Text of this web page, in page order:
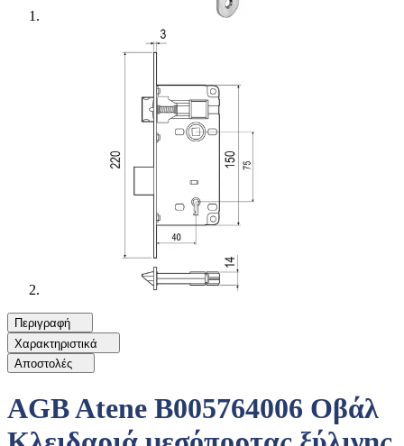
Περιγραφή
Χαρακτηριστικά
Αποστολές
AGB Atene B005764006 Οβάλ